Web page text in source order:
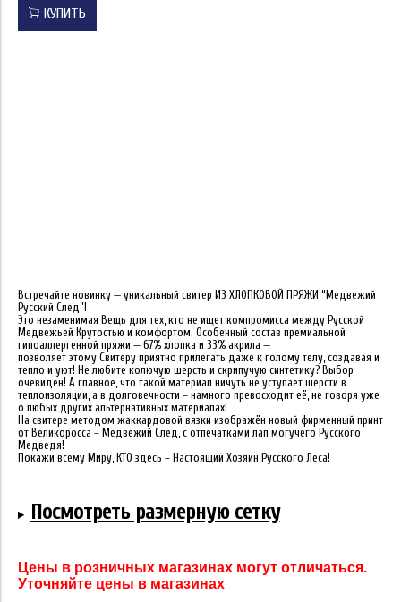
КУПИТЬ
Встречайте новинку — уникальный свитер ИЗ ХЛОПКОВОЙ ПРЯЖИ “Медвежий
Русский След”!
Это незаменимая Вещь для тех, кто не ищет компромисса между Русской
Медвежьей Крутостью и комфортом. Особенный состав премиальной
гипоаллергенной пряжи — 67% хлопка и 33% акрила —
позволяет этому Свитеру приятно прилегать даже к голому телу, создавая и
тепло и уют! Не любите колючую шерсть и скрипучую синтетику? Выбор
очевиден! А главное, что такой материал ничуть не уступает шерсти в
теплоизоляции, а в долговечности – намного превосходит её, не говоря уже
о любых других альтернативных материалах!
На свитере методом жаккардовой вязки изображён новый фирменный принт
от Великоросса – Медвежий След, с отпечатками лап могучего Русского
Медведя!
Покажи всему Миру, КТО здесь – Настоящий Хозяин Русского Леса!
Посмотреть размерную сетку
Цены в розничных магазинах могут отличаться.
Уточняйте цены в магазинах